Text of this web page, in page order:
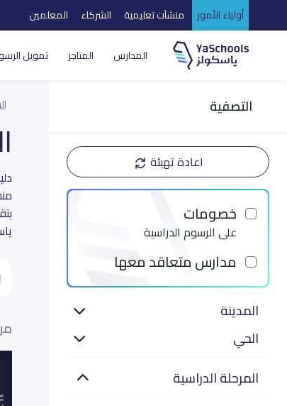
أولياء الأمور منشآت تعليمية الشركاء المعلمين
المدارس المتاجر تمويل
التصفية
اعادة تهيئة
خصومات
على الرسوم الدراسية
مدارس متعاقد معها
المدينة
الحي
المرحلة الدراسية